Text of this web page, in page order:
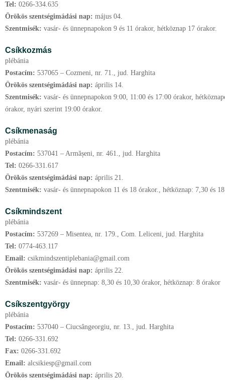
Tel: 0266-334.635
Örökös szentségimádási nap: május 04.
Szentmisék: vasár- és ünnepnapokon 9 és 11 órakor, hétköznap 17 órakor.
Csíkkozmás
plébánia
Postacím: 537065 – Cozmeni, nr. 71., jud. Harghita
Örökös szentségimádási nap: április 14.
Szentmisék: vasár- és ünnepnapokon 9:00, 11:00 és 17:00 órakor,
órakor, nyári szerint 19:00 órakor.
Csíkmenaság
plébánia
Postacím: 537041 – Armășeni, nr. 461., jud. Harghita
Tel: 0266-331.617
Örökös szentségimádási nap: április 21.
Szentmisék: vasár- és ünnepnapokon 11 és 18 órakor., hétköznap: 7,30 és
Csíkmindszent
plébánia
Postacím: 537269 – Misentea, nr. 179., Com. Leliceni, jud. Harghita
Tel: 0774-463.117
Email: csikmindszentiplebania@gmail.com
Örökös szentségimádási nap: április 22.
Szentmisék: vasár- és ünnepnap: 8,30 és 10,30 órakor, hétköznap: 8 órakor
Csíkszentgyörgy
plébánia
Postacím: 537040 – Ciucsângeorgiu, nr. 13., jud. Harghita
Tel: 0266-331.692
Fax: 0266-331.692
Email: alcsikiesp@gmail.com
Örökös szentségimádási nap: április 20.